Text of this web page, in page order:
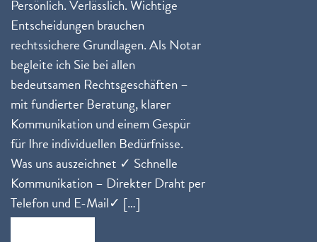
Persönlich. Verlässlich. Wichtige
Entscheidungen brauchen
rechtssichere Grundlagen. Als Notar
begleite ich Sie bei allen
bedeutsamen Rechtsgeschäften –
mit fundierter Beratung, klarer
Kommunikation und einem Gespür
für Ihre individuellen Bedürfnisse.
Was uns auszeichnet ✓ Schnelle
Kommunikation – Direkter Draht per
Telefon und E-Mail✓ […]